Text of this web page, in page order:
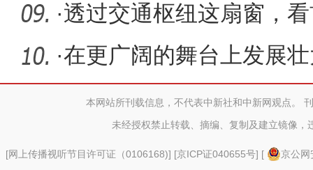
·透过交通枢纽这扇窗，
·在更广阔的舞台上发展
抓“一港
本网站所刊载信息，不代表中新社和中新网观点。
未经授权禁止转载、摘编、复制及建立镜像，
[网上传播视听节目许可证（0106168)] [京ICP证040655号] [
京公